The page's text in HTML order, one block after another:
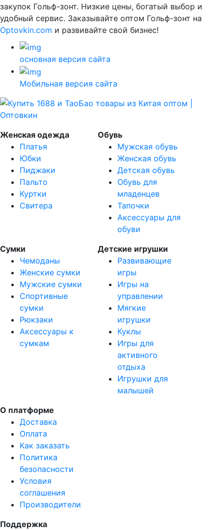
закупок Гольф-зонт. Низкие цены, богатый выбор и
удобный сервис. Заказывайте оптом Гольф-зонт на
Optovkin.com и развивайте свой бизнес!
основная версия сайта
Мобильная версия сайта
Женская одежда
Платья
Юбки
Пиджаки
Пальто
Куртки
Свитера
Обувь
Мужская обувь
Женская обувь
Детская обувь
Обувь для
младенцев
Тапочки
Аксессуары для
обуви
Сумки
Чемоданы
Женские сумки
Мужские сумки
Спортивные
сумки
Рюкзаки
Аксессуары к
сумкам
Детские игрушки
Развивающие
игры
Игры на
управлении
Мягкие
игрушки
Куклы
Игры для
активного
отдыха
Игрушки для
малышей
О платформе
Доставка
Оплата
Как заказать
Политика
безопасности
Условия
соглашения
Производители
Поддержка